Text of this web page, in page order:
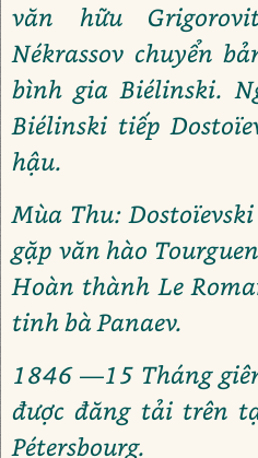
văn hữu
Nékrassov chuyển
bình gia Biélinski.
Biélinski tiếp
hậu.
Mùa Thu:
gặp văn hào
Hoàn thành Le
tinh bà Panaev.
1846 —15 Tháng
được đăng tải trên
Pétersbourg.